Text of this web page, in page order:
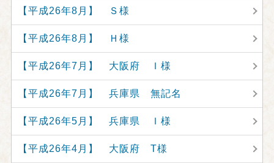
【平成26年8月】 Ｓ様
【平成26年8月】 Ｈ様
【平成26年7月】 大阪府 Ｉ様
【平成26年7月】 兵庫県 無記名
【平成26年5月】 兵庫県 Ｉ様
【平成26年4月】 大阪府 T様